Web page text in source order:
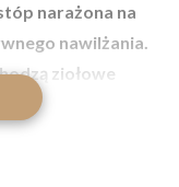
narażona na
nawilżania.
ziołowe
regularnie –
artykułu